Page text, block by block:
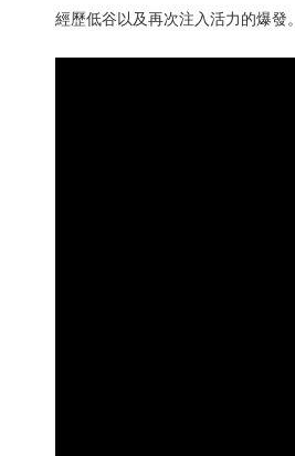
經歷低谷以及再次注入活力的爆發。